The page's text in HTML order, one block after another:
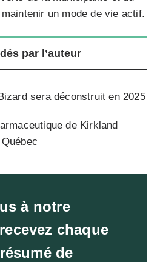
un mode de vie actif.
par l’auteur
sera déconstruit en 2025
de Kirkland
à notre
chaque
de